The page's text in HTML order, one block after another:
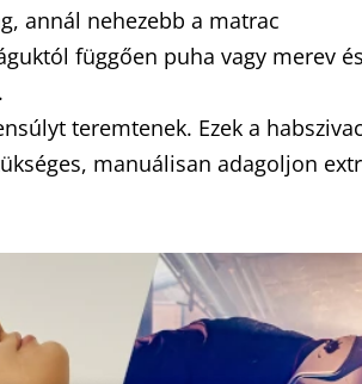
annál nehezebb a matrac
függően puha vagy merev
teremtenek. Ezek a
manuálisan adagoljon